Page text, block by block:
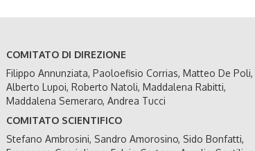
COMITATO DI DIREZIONE
Filippo Annunziata, Paoloefisio Corrias, Matteo De Poli,
Alberto Lupoi, Roberto Natoli, Maddalena Rabitti,
Maddalena Semeraro, Andrea Tucci
COMITATO SCIENTIFICO
Stefano Ambrosini, Sandro Amorosino, Sido Bonfatti,